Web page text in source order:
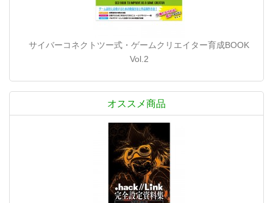
サイバーコネクトツー式・ゲームクリエイター育成BOOK
Vol.2
オススメ商品